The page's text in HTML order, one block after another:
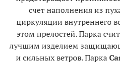
счет наполнения из
циркуляции внутреннего
этом прелостей. Парка
лучшим изделием
и сильных ветров.Парка